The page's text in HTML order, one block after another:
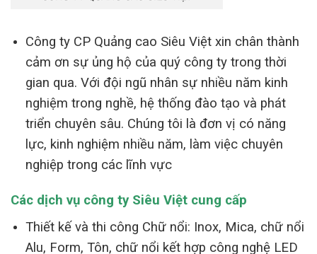
Công ty CP Quảng cao Siêu Việt xin chân thành
cảm ơn sự ủng hộ của quý công ty trong thời
gian qua. Với đội ngũ nhân sự nhiều năm kinh
nghiệm trong nghề, hệ thống đào tạo và phát
triển chuyên sâu. Chúng tôi là đơn vị có năng
lực, kinh nghiệm nhiều năm, làm việc chuyên
nghiệp trong các lĩnh vực
Các dịch vụ công ty Siêu Việt cung cấp
Thiết kế và thi công Chữ nổi: Inox, Mica, chữ nổi
Alu, Form, Tôn, chữ nổi kết hợp công nghệ LED